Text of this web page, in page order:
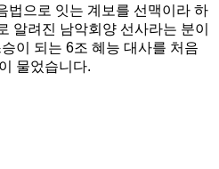
법으로 잇는 계보를 선맥이라 하
알려진 남악회양 선사라는 분이
이 되는 6조 혜능 대사를 처음
물었습니다.